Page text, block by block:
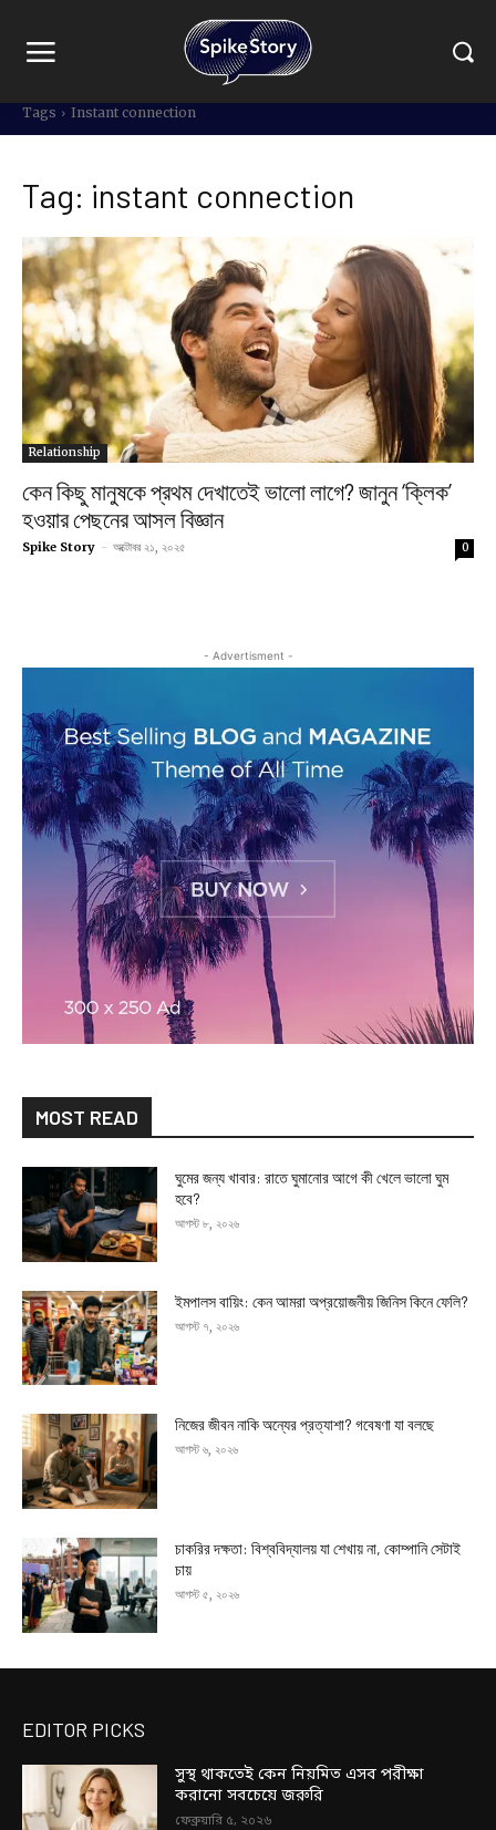
Tags Instant connection
Tag: instant connection
Relationship
কেন কিছু মানুষকে প্রথম দেখাতেই ভালো লাগে? জানুন ‘ক্লিক’
হওয়ার পেছনের আসল বিজ্ঞান
Spike Story - অক্টোবর ২১, ২০২৫ 0
- Advertisment -
MOST READ
ঘুমের জন্য খাবার: রাতে ঘুমানোর আগে কী খেলে ভালো ঘুম
হবে?
আগস্ট ৮, ২০২৬
ইমপালস বায়িং: কেন আমরা অপ্রয়োজনীয় জিনিস কিনে ফেলি?
আগস্ট ৭, ২০২৬
নিজের জীবন নাকি অন্যের প্রত্যাশা? গবেষণা যা বলছে
আগস্ট ৬, ২০২৬
চাকরির দক্ষতা: বিশ্ববিদ্যালয় যা শেখায় না, কোম্পানি সেটাই
চায়
আগস্ট ৫, ২০২৬
EDITOR PICKS
সুস্থ থাকতেই কেন নিয়মিত এসব পরীক্ষা
করানো সবচেয়ে জরুরি
ফেব্রুয়ারি ৫, ২০২৬